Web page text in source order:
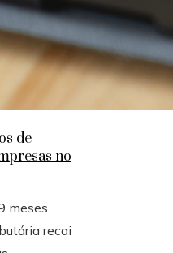
de
no
meses
recai